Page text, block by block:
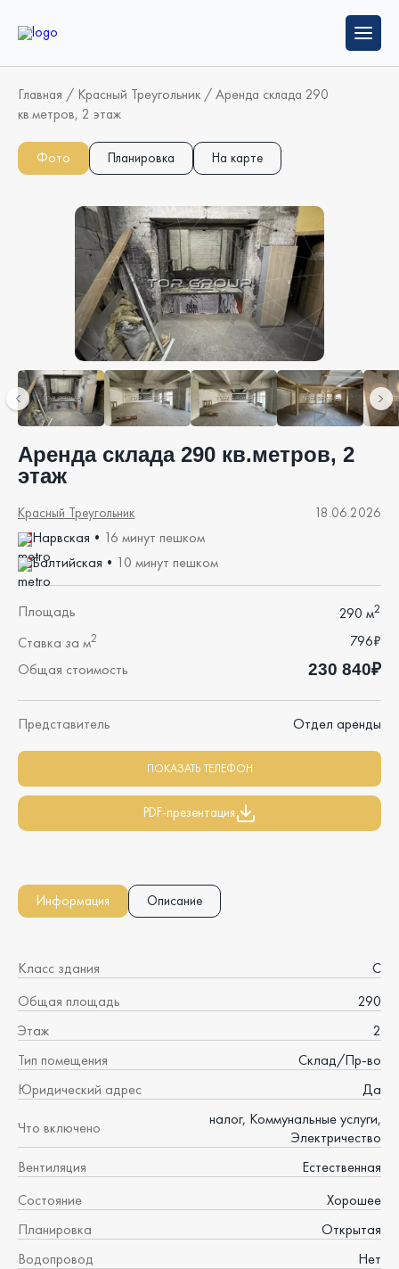
Главная / Красный Треугольник /Аренда склада 290
кв.метров, 2 этаж
Фото Планировка На карте
Аренда склада 290 кв.метров, 2
этаж
18.06.2026
Красный Треугольник
Нарвская • 16 минут пешком
Балтийская • 10 минут пешком
Площадь 290 м2
Ставка за м2
796₽
Общая стоимость
230 840₽
Представитель Отдел аренды
ПОКАЗАТЬ ТЕЛЕФОН
PDF-презентация
Информация Описание
Класс здания
C
Общая площадь
290
Этаж
2
Тип помещения
Склад/Пр-во
Юридический адрес
Да
Что включено
налог, Коммунальные услуги,
Электричество
Вентиляция
Естественная
Состояние
Хорошее
Планировка
Открытая
Водопровод
Нет